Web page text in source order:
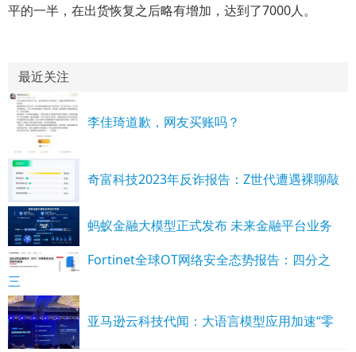
平的一半，在出货恢复之后略有增加，达到了7000人。
最近关注
李佳琦道歉，网友买账吗？
奇富科技2023年反诈报告：Z世代遭遇裸聊敲
蚂蚁金融大模型正式发布 未来金融平台业务
Fortinet全球OT网络安全态势报告：四分之
三
亚马逊云科技代闻：大语言模型应用加速“零